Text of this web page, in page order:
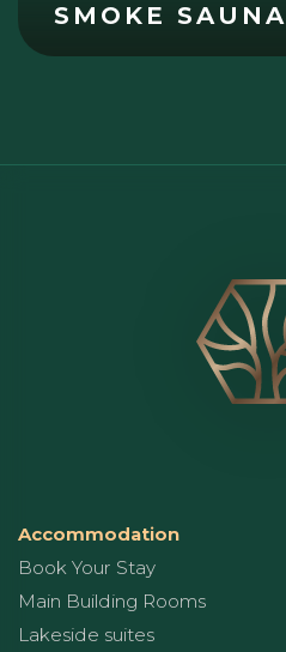
SMOKE SAUNA
Accommodation
Book Your Stay
Main Building Rooms
Lakeside suites